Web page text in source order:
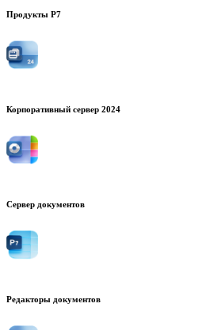
Продукты Р7
Корпоративный сервер 2024
Сервер документов
Редакторы документов